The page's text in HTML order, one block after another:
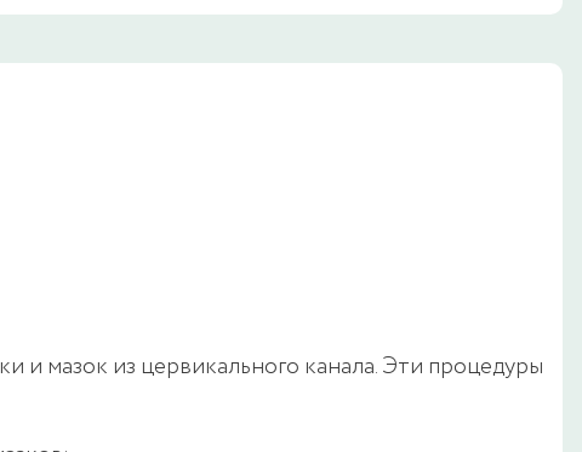
и мазок из цервикального канала. Эти процедуры